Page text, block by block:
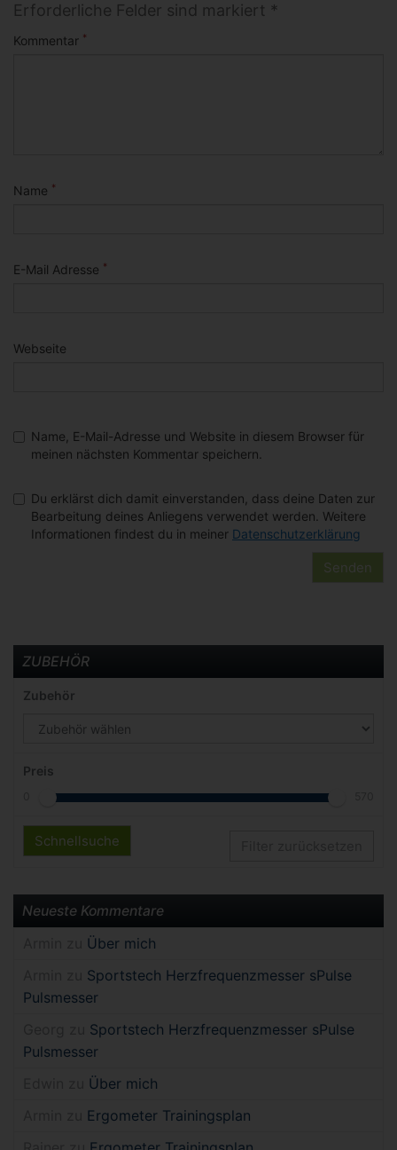
Erforderliche Felder sind markiert *
Kommentar *
Name *
E-Mail Adresse *
Webseite
Name, E-Mail-Adresse und Website in diesem Browser für
meinen nächsten Kommentar speichern.
Du erklärst dich damit einverstanden, dass deine Daten zur
Bearbeitung deines Anliegens verwendet werden. Weitere
Informationen findest du in meiner Datenschutzerklärung
ZUBEHÖR
Zubehör
Preis
Schnellsuche
Neueste Kommentare
Über mich
Sportstech Herzfrequenzmesser sPulse
Pulsmesser
Sportstech Herzfrequenzmesser sPulse
Pulsmesser
Über mich
Ergometer Trainingsplan